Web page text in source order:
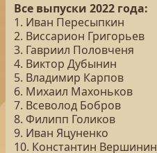
Все выпуски 2022 года:
1. Иван Пересыпкин
2. Виссарион Григорьев
3. Гавриил Половченя
4. Виктор Дубынин
5. Владимир Карпов
6. Михаил Махоньков
7. Всеволод Бобров
8. Филипп Голиков
9. Иван Яцуненко
10. Константин Вершинин